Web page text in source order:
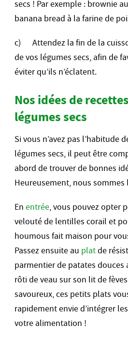
secs ! Par exemple : brownie
banana bread à la farine de
c) Attendez la fin de la
de vos légumes secs, afin de
éviter qu’ils n’éclatent.
Nos idées de
légumes secs
Si vous n’avez pas l’habitude
légumes secs, il peut être
abord de trouver de bonnes
Heureusement, nous sommes
En entrée, vous pouvez opter
velouté de lentilles corail et
houmous fait maison pour
Passez ensuite au platde
parmentier de patates
rôti de veau sur son lit de
savoureux, ces petits plats
rapidement envie d’intégrer
votre alimentation !